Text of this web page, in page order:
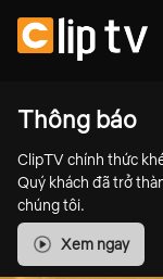
Thông báo
ClipTV chính thức
Quý khách đã trở
chúng tôi.
Xem ngay